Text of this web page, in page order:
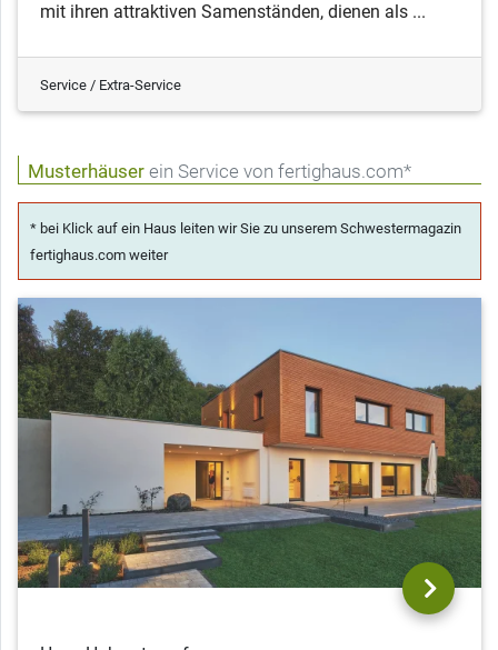
mit ihren attraktiven Samenständen, dienen als ...
Service / Extra-Service
Musterhäuser ein Service von fertighaus.com*
* bei Klick auf ein Haus leiten wir Sie zu unserem Schwestermagazin
fertighaus.com weiter